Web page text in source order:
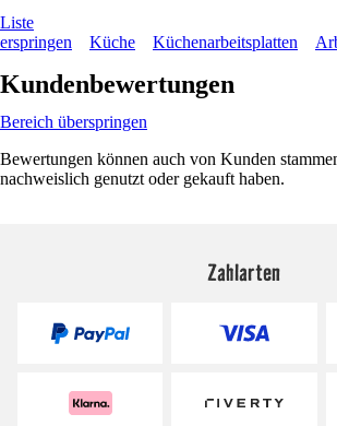
Liste
Küche Küchenarbeitsplatten
Kundenbewertungen
Bereich überspringen
Bewertungen können auch von Kunden
nachweislich genutzt oder gekauft haben.
Zahlarten